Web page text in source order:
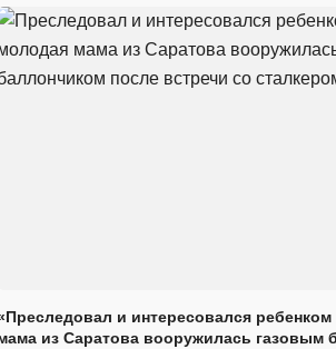
и интересовался
из Саратова вооружилась газовым